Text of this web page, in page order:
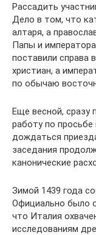
Рассадить
Дело в том, что
алтаря, а
Папы и
поставили справа
христиан, а
по обычаю
Еще весной, сразу
работу по
дождаться
заседания
канонические
Зимой 1439 года
Официально было
что Италия
исследованиям